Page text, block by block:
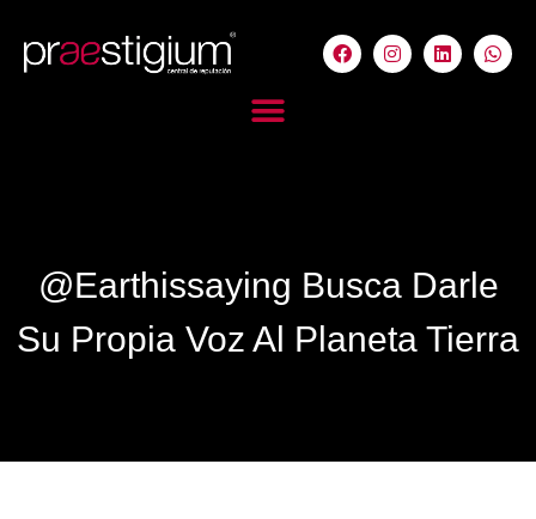
@Earthissaying Busca Darle
Su Propia Voz Al Planeta Tierra